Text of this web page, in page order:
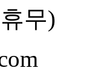
무)